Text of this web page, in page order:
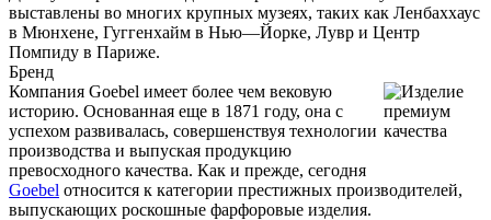
выставлены во многих крупных музеях, таких как Ленбаххаус
в Мюнхене, Гуггенхайм в Нью—Йорке, Лувр и Центр
Помпиду в Париже.
Бренд
Компания Goebel имеет более чем вековую
историю. Основанная еще в 1871 году, она с
успехом развивалась, совершенствуя технологии
производства и выпуская продукцию
превосходного качества. Как и прежде, сегодня
Goebel относится к категории престижных производителей,
выпускающих роскошные фарфоровые изделия.